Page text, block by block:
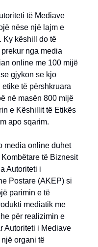
të Mediave
nëse një lajm e
Ky këshill do të
nga media
online me 100 mijë
gjykon se kjo
të përshkruara
në masën 800 mijë
e Këshillit të Etikës
apo sqarim.
media online duhet
të Biznesit
Autoriteti i
Postare (AKEP) si
parimin e të
mediatik me
për realizimin e
Autoriteti i Mediave
organi të